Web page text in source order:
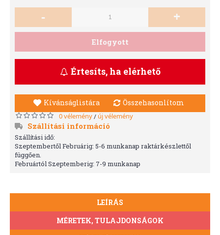
- +
Elfogyott
Értesíts, ha elérhető
Kívánságlistára Összehasonlítom
0 vélemény/ új vélemény
Szállítási információ
Szállítási idő:
Szeptembertől Februárig: 5-6 munkanap raktárkészlettől
függően.
Februártól Szeptemberig: 7-9 munkanap
LEÍRÁS
MÉRETEK, TULAJDONSÁGOK